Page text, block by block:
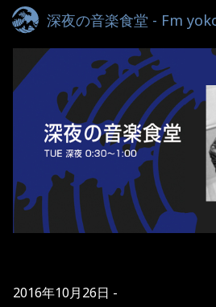
深夜の音楽食堂 - Fm
2016年10月26日